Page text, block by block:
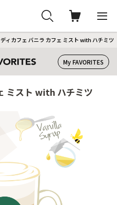
ディカフェ バニラ カフェ ミスト with ハチミツ
My FAVORITES
ミスト with ハチミツ